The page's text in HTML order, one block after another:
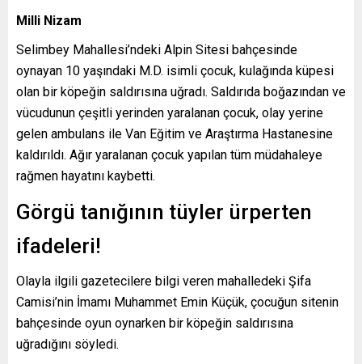
Milli Nizam
Selimbey Mahallesi’ndeki Alpin Sitesi bahçesinde
oynayan 10 yaşındaki M.D. isimli çocuk, kulağında küpesi
olan bir köpeğin saldırısına uğradı. Saldırıda boğazından ve
vücudunun çeşitli yerinden yaralanan çocuk, olay yerine
gelen ambulans ile Van Eğitim ve Araştırma Hastanesine
kaldırıldı. Ağır yaralanan çocuk yapılan tüm müdahaleye
rağmen hayatını kaybetti.
Görgü tanığının tüyler ürperten
ifadeleri!
Olayla ilgili gazetecilere bilgi veren mahalledeki Şifa
Camisi’nin İmamı Muhammet Emin Küçük, çocuğun sitenin
bahçesinde oyun oynarken bir köpeğin saldırısına
uğradığını söyledi.